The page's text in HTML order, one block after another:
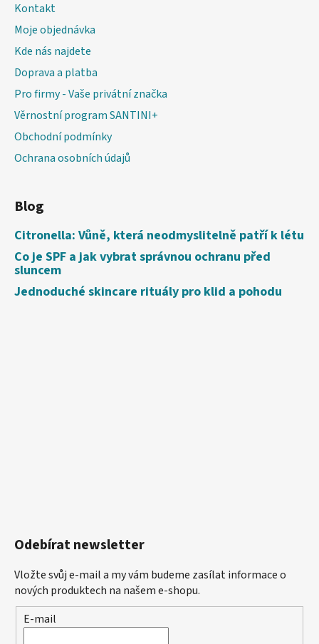
Kontakt
Moje objednávka
Kde nás najdete
Doprava a platba
Pro firmy - Vaše privátní značka
Věrnostní program SANTINI+
Obchodní podmínky
Ochrana osobních údajů
Blog
Citronella: Vůně, která neodmyslitelně patří k létu
Co je SPF a jak vybrat správnou ochranu před
sluncem
Jednoduché skincare rituály pro klid a pohodu
Odebírat newsletter
Vložte svůj e-mail a my vám budeme zasílat informace o
nových produktech na našem e-shopu.
E-mail